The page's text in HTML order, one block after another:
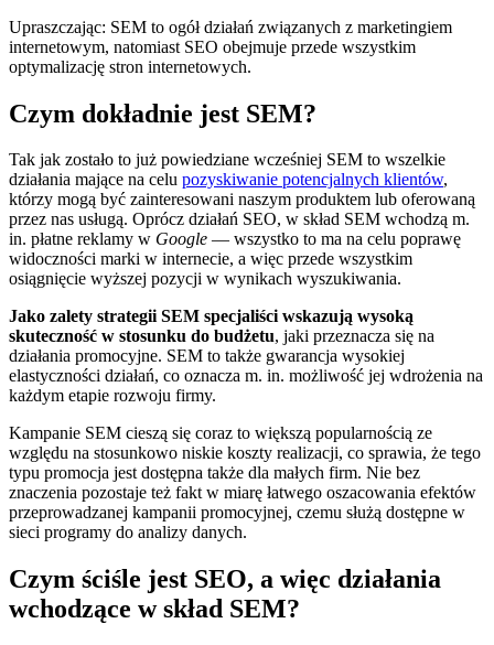
Upraszczając: SEM to ogół działań związanych z marketingiem
internetowym, natomiast SEO obejmuje przede wszystkim
optymalizację stron internetowych.
Czym dokładnie jest SEM?
Tak jak zostało to już powiedziane wcześniej SEM to wszelkie
działania mające na celu pozyskiwanie potencjalnych klientów,
którzy mogą być zainteresowani naszym produktem lub oferowaną
przez nas usługą. Oprócz działań SEO, w skład SEM wchodzą m.
in. płatne reklamy w Google — wszystko to ma na celu poprawę
widoczności marki w internecie, a więc przede wszystkim
osiągnięcie wyższej pozycji w wynikach wyszukiwania.
Jako zalety strategii SEM specjaliści wskazują wysoką
skuteczność w stosunku do budżetu, jaki przeznacza się na
działania promocyjne. SEM to także gwarancja wysokiej
elastyczności działań, co oznacza m. in. możliwość jej wdrożenia na
każdym etapie rozwoju firmy.
Kampanie SEM cieszą się coraz to większą popularnością ze
względu na stosunkowo niskie koszty realizacji, co sprawia, że tego
typu promocja jest dostępna także dla małych firm. Nie bez
znaczenia pozostaje też fakt w miarę łatwego oszacowania efektów
przeprowadzanej kampanii promocyjnej, czemu służą dostępne w
sieci programy do analizy danych.
Czym ściśle jest SEO, a więc działania
wchodzące w skład SEM?